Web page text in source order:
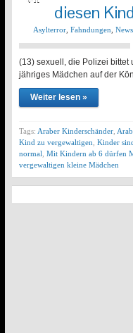
diesen
Asylterror Fahndungen News
(13) sexuell, die Polizei bittet
jähriges Mädchen auf der
Weiter lesen »
Tags: Araber Kinderschänder
Kind zu vergewaltigen Kinder
normal Mit Kindern ab 6 dürfen
vergewaltigen kleine Mädchen